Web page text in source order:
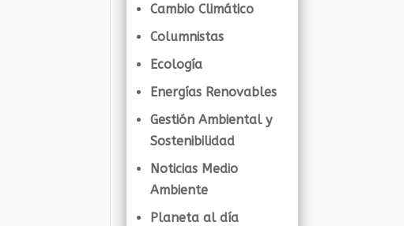
Cambio Climático
Columnistas
Ecología
Energías Renovables
Gestión Ambiental y
Sostenibilidad
Noticias Medio
Ambiente
Planeta al día